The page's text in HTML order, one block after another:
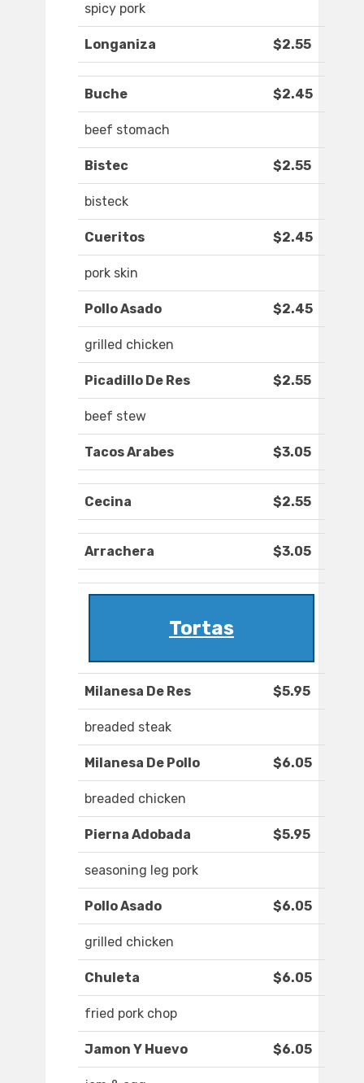
spicy pork
Longaniza $2.55
Buche $2.45
beef stomach
Bistec $2.55
bisteck
Cueritos $2.45
pork skin
Pollo Asado $2.45
grilled chicken
Picadillo De Res $2.55
beef stew
Tacos Arabes $3.05
Cecina $2.55
Arrachera $3.05
Tortas
Milanesa De Res $5.95
breaded steak
Milanesa De Pollo $6.05
breaded chicken
Pierna Adobada $5.95
seasoning leg pork
Pollo Asado $6.05
grilled chicken
Chuleta $6.05
fried pork chop
Jamon Y Huevo $6.05